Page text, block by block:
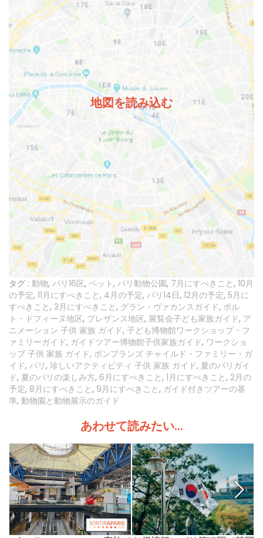
地図を読み込む
タグ : 動物, パリ16区, ペット, パリ動物公園, 7月にすべきこと, 10月
の予定, 11月にすべきこと, 4月の予定, パリ14日, 12月の予定, 5月に
すべきこと, 3月にすべきこと, グラン・ヴァカンスガイド, ポル
ト・ドフィーヌ地区, プレザンス地区, 展覧会子ども家族ガイド, ア
ニメーション 子供 家族 ガイド, 子ども博物館ワークショップ・フ
ァミリーガイド, ガイドツアー博物館子供家族ガイド, ワークショ
ップ 子供 家族 ガイド, ボンプランズ チャイルド・ファミリー・ガ
イド, パリ, 珍しいアクティビティ 子供 家族 ガイド, 夏のパリガイ
ド, 夏のパリの楽しみ方, 6月にすべきこと, 1月にすべきこと, 2月の
予定, 8月にすべきこと, 9月にすべきこと, ガイド付きツアーの基
準, 動物園と動物展示のガイド
あわせて読みたい...